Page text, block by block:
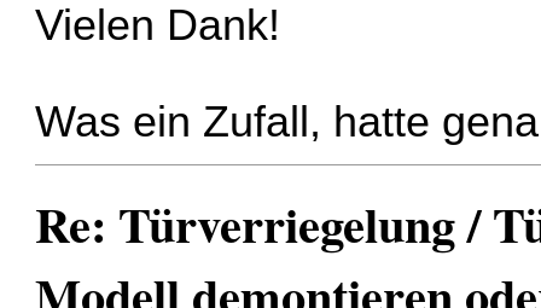
Vielen Dank!
Was ein Zufall, hatte
Re: Türverriegelung /